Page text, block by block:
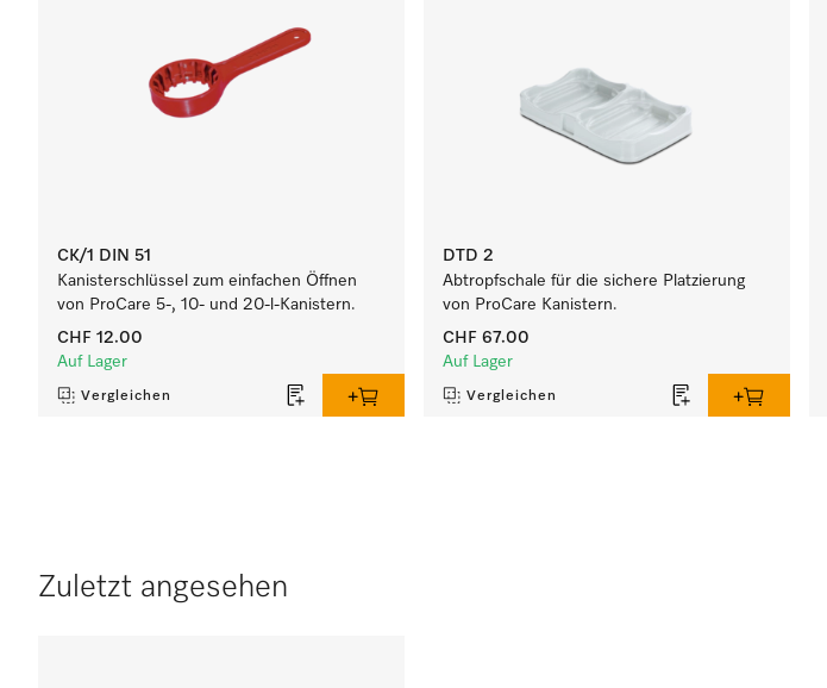
CK/1 DIN 51
Kanisterschlüssel zum einfachen Öffnen
von ProCare 5-, 10- und 20-l-Kanistern.
CHF 12.00
Auf Lager
Vergleichen
DTD 2
Abtropfschale für die sichere Platzierung
von ProCare Kanistern.
CHF 67.00
Auf Lager
Vergleichen
Zuletzt angesehen